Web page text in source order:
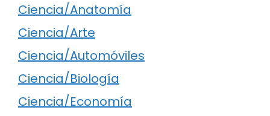
Ciencia/Anatomía
Ciencia/Arte
Ciencia/Automóviles
Ciencia/Biología
Ciencia/Economía